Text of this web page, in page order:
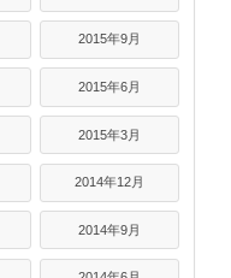
2015年9月
2015年6月
2015年3月
2014年12月
2014年9月